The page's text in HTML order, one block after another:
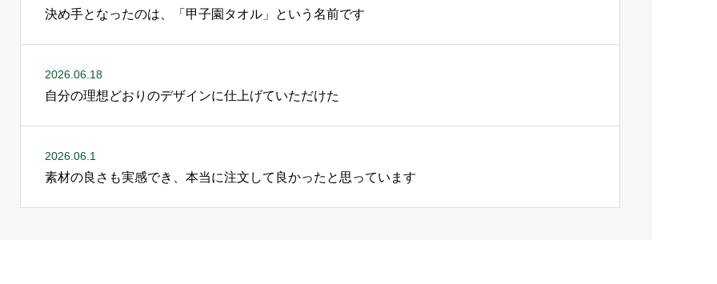
決め手となったのは、「甲子園タオル」という名前です
2026.06.18
自分の理想どおりのデザインに仕上げていただけた
2026.06.1
素材の良さも実感でき、本当に注文して良かったと思っています